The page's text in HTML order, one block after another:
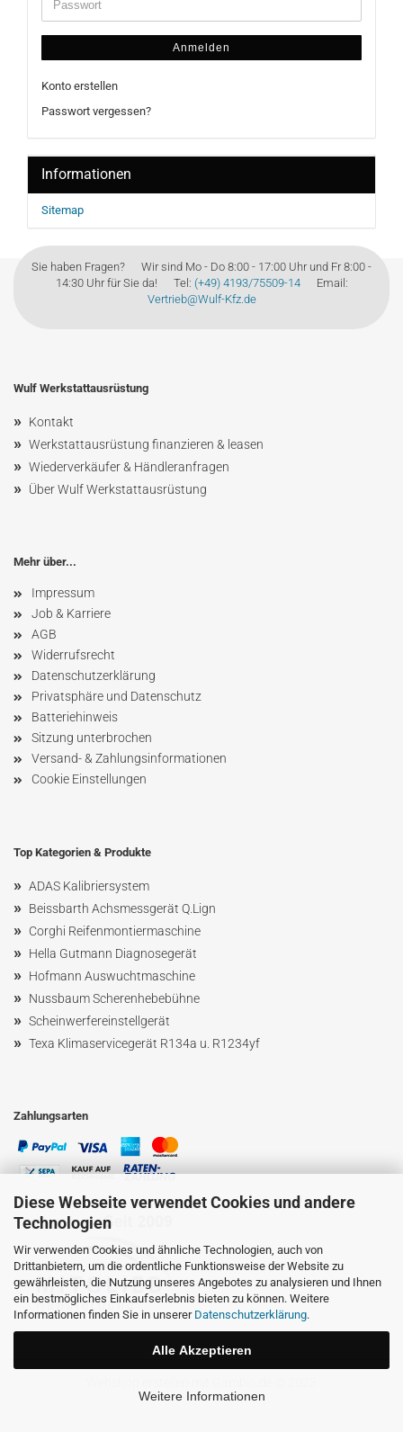
Diese Webseite verwendet Cookies und andere
Technologien
Wir verwenden Cookies und ähnliche Technologien, auch von
Drittanbietern, um die ordentliche Funktionsweise der Website zu
gewährleisten, die Nutzung unseres Angebotes zu analysieren und Ihnen
ein bestmögliches Einkaufserlebnis bieten zu können. Weitere
Informationen finden Sie in unserer Datenschutzerklärung.
Alle Akzeptieren
Weitere Informationen
Anmelden
Konto erstellen
Passwort vergessen?
Informationen
Sitemap
Sie haben Fragen? Wir sind Mo - Do 8:00 - 17:00 Uhr und Fr 8:00 -
14:30 Uhr für Sie da! Tel: (+49) 4193/75509-14Email:
Vertrieb@Wulf-Kfz.de
Wulf Werkstattausrüstung
» Kontakt
» Werkstattausrüstung finanzieren & leasen
» Wiederverkäufer & Händleranfragen
» Über Wulf Werkstattausrüstung
Mehr über...
Impressum
Job & Karriere
AGB
Widerrufsrecht
Datenschutzerklärung
Privatsphäre und Datenschutz
Batteriehinweis
Sitzung unterbrochen
Versand- & Zahlungsinformationen
Cookie Einstellungen
Top Kategorien & Produkte
» ADAS Kalibriersystem
» Beissbarth Achsmessgerät Q.Lign
» Corghi Reifenmontiermaschine
» Hella Gutmann Diagnosegerät
» Hofmann Auswuchtmaschine
» NussbaumScherenhebebühne
» Scheinwerfereinstellgerät
» Texa Klimaservicegerät R134a u. R1234yf
Zahlungsarten